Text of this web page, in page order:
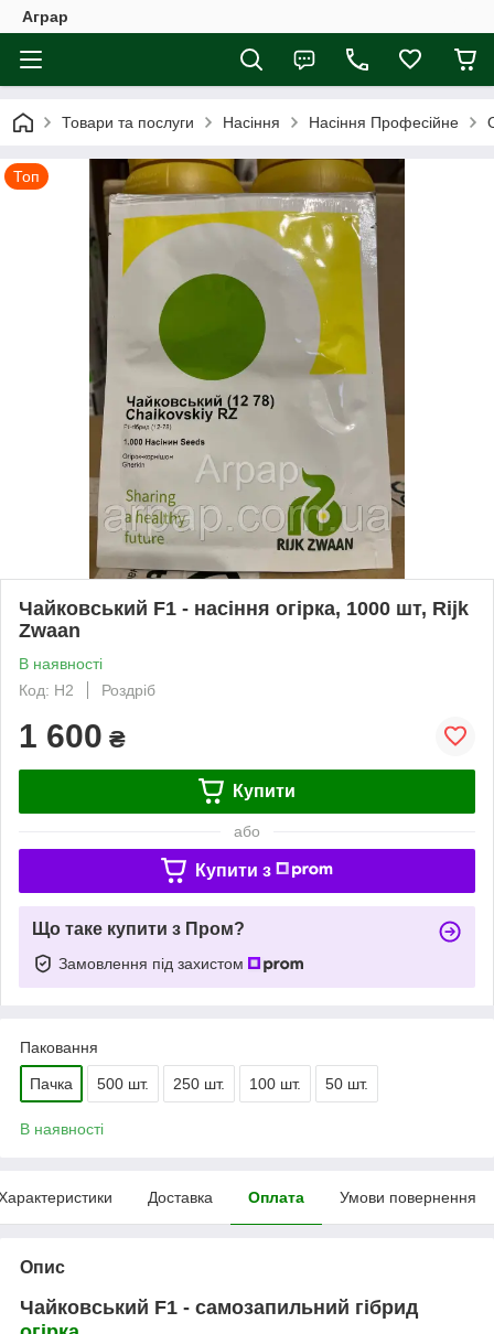
Аграр
Товари та послуги Насіння Насіння Професійне
Топ
Чайковський F1 - насіння огірка, 1000 шт, Rijk
Zwaan
В наявності
Код: H2
Роздріб
1 600 ₴
Купити
або
Купити з
Що таке купити з Пром?
Замовлення під захистом
Паковання
Пачка 500 шт. 250 шт. 100 шт. 50 шт.
В наявності
Доставка Оплата Умови повернення
Опис
Чайковський F1 - самозапильний гібрид